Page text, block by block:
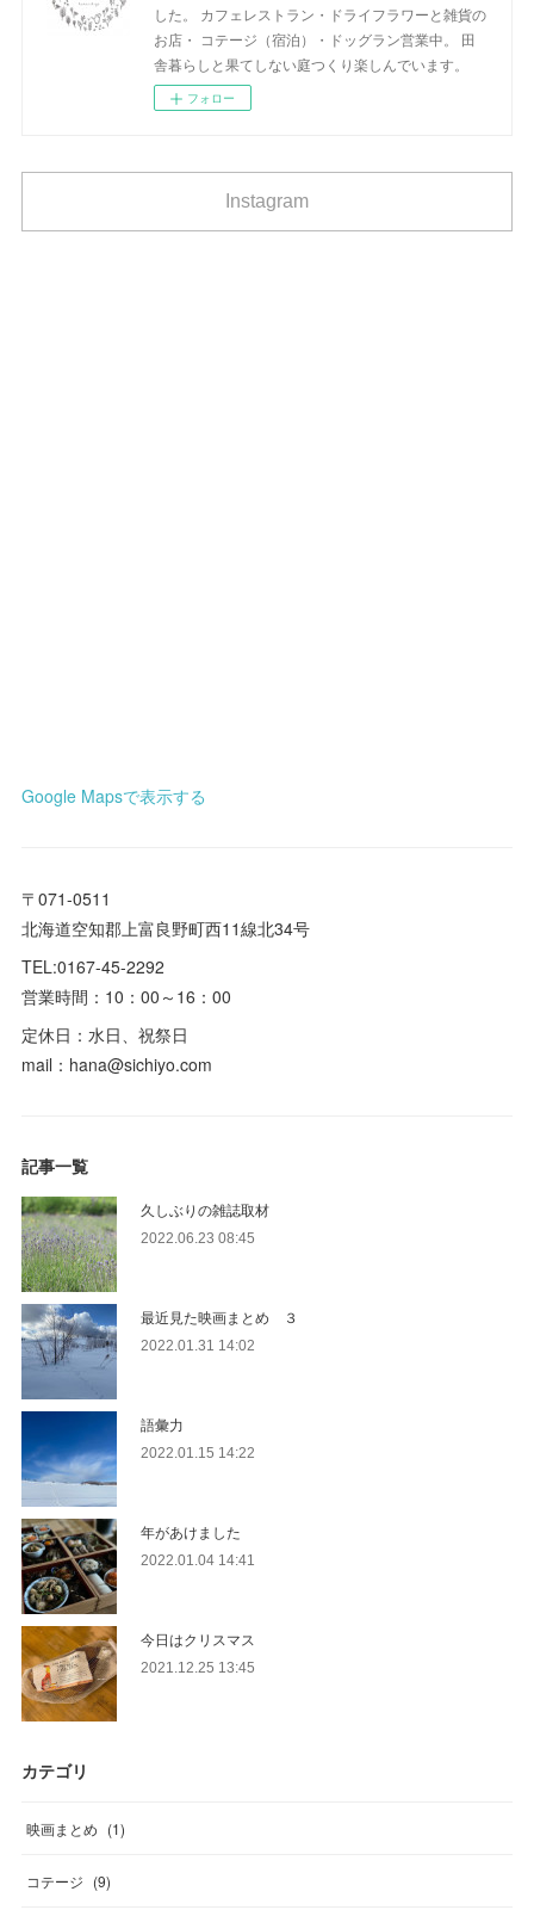
した。 カフェレストラン・ドライフラワーと雑貨の
お店・ コテージ（宿泊）・ドッグラン営業中。 田
舎暮らしと果てしない庭つくり楽しんでいます。
フォロー
Instagram
Google Mapsで表示する
〒071-0511
北海道空知郡上富良野町西11線北34号
TEL:0167-45-2292
営業時間：10：00～16：00
定休日：水日、祝祭日
mail：hana@sichiyo.com
記事一覧
久しぶりの雑誌取材
2022.06.23 08:45
最近見た映画まとめ ３
2022.01.31 14:02
語彙力
2022.01.15 14:22
年があけました
2022.01.04 14:41
今日はクリスマス
2021.12.25 13:45
カテゴリ
映画まとめ (1)
コテージ (9)